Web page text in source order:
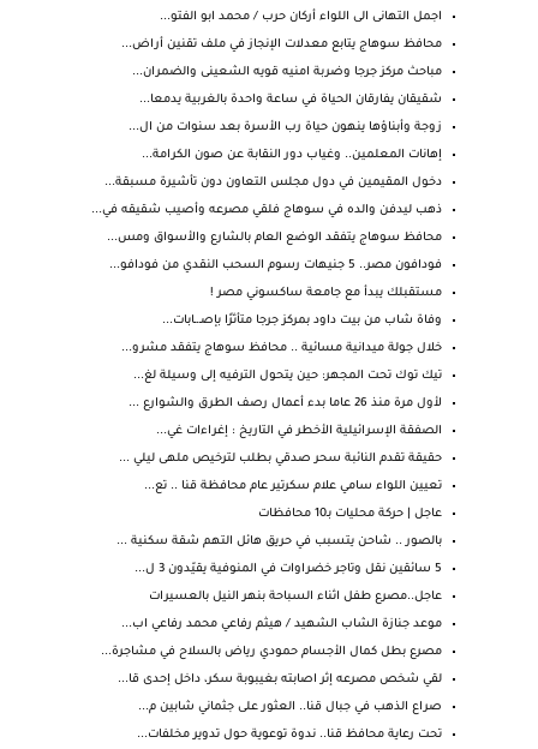
اجمل التهانى الى اللواء أركان حرب / محمد ابو الفتو...
محافظ سوهاج يتابع معدلات الإنجاز في ملف تقنين أراض...
مباحث مركز جرجا وضربة امنيه قويه الشعينى والضمران...
شقيقان يفارقان الحياة في ساعة واحدة بالغربية يدمعا...
زوجة وأبناؤها ينهون حياة رب الأسرة بعد سنوات من ال...
إهانات المعلمين.. وغياب دور النقابة عن صون الكرامة...
دخول المقيمين في دول مجلس التعاون دون تأشيرة مسبقة...
ذهب ليدفن والده في سوهاج فلقي مصرعه وأصيب شقيقه في...
محافظ سوهاج يتفقد الوضع العام بالشارع والأسواق ومس...
فودافون مصر.. 5 جنيهات رسوم السحب النقدي من فودافو...
مستقبلك يبدأ مع جامعة ساكسوني مصر !
وفاة شاب من بيت داود بمركز جرجا متأثرًا بإصـ.ـابات...
خلال جولة ميدانية مسائية .. محافظ سوهاج يتفقد مشرو...
تيك توك تحت المجهر: حين يتحول الترفيه إلى وسيلة لغ...
لأول مرة منذ 26 عاما بدء أعمال رصف الطرق والشوارع ...
الصفقة الإسرائيلية الأخطر في التاريخ : إغراءات غي...
حقيقة تقدم النائبة سحر صدقي بطلب لترخيص ملهى ليلي ...
تعيين اللواء سامي علام سكرتير عام محافظة قنا .. تع...
عاجل | حركة محليات بـ10 محافظات
بالصور .. شاحن يتسبب في حريق هائل التهم شقة سكنية ...
5 سائقين نقل وتاجر خضراوات في المنوفية يقيّدون 3 ل...
عاجل..مصرع طفل اثناء السباحة بنهر النيل بالعسيرات
موعد جنازة الشاب الشهيد / هيثم رفاعي محمد رفاعي اب...
مصرع بطل كمال الأجسام حمودي رياض بالسلاح في مشاجرة...
لقي شخص مصرعه إثر اصابته بغيبوبة سكر، داخل إحدى قا...
صراع الذهب في جبال قنا.. العثور على جثماني شابين م...
تحت رعاية محافظ قنا.. ندوة توعوية حول تدوير مخلفات...